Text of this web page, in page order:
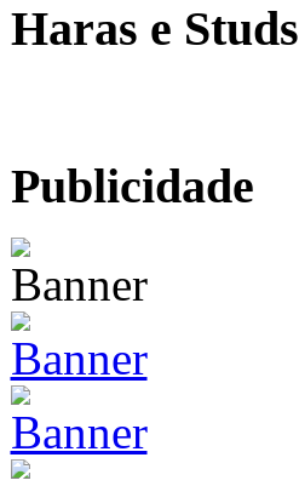
Haras e Studs
Publicidade